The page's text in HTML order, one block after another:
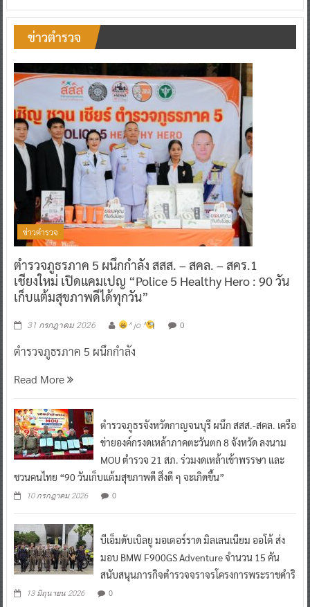
ข่าวตำรวจ
ข่าวตำรวจ
ตำรวจภูธรภาค 5 ผนึกกำลัง สสส. – สคล. – สคร.1
เชียงใหม่ เปิดแคมเปญ “Police 5 Healthy Hero : 90 วัน
เก็บแต้มสุขภาพดีได้ทุกวัน”
31 กรกฎาคม 2026 ^ jo ^ 0
ตำรวจภูธรภาค 5 ผนึกกำลัง
Read More
ตำรวจภูธรจังหวัดกาญจนบุรี ผนึก สสส.-สคล. เครือ
ข่ายองค์กรงดเหล้าภาคตะวันตก 8 จังหวัด ลงนาม
MOU ตำรวจ 21 สภ. ร่วมงดเหล้าเข้าพรรษา และ
ชวนคนไทย “90 วันเก็บแต้มสุขภาพดี สิ่งดี ๆ จะเกิดขึ้น”
10 กรกฎาคม 2026 0
บีเอ็มดับเบิลยู มอเตอร์ราด มิลเลนเนียม ออโต้ ส่ง
มอบ BMW F900GS Adventure จำนวน 15 คัน
สนับสนุนภารกิจตำรวจจราจรโครงการพระราชดำริ
13 มิถุนายน 2026 0